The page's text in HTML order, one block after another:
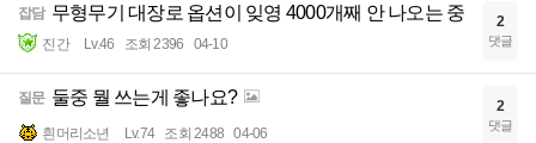
잡담 무형무기 대장로 옵션이 잊영 4000개째 안 나오는 중
진간 Lv.46 조회 2396 04-10
2
댓글
질문 둘중 뭘 쓰는게 좋나요?
흰머리소년 Lv.74 조회 2488 04-06
2
댓글